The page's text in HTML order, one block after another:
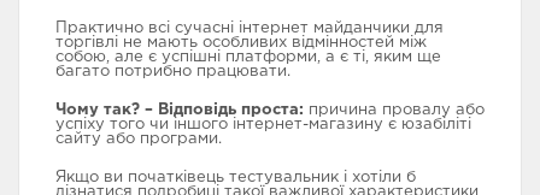
Практично всі сучасні інтернет майданчики для
торгівлі не мають особливих відмінностей між
собою, але є успішні платформи, а є ті, яким ще
багато потрибно працювати.
Чому так? – Відповідь проста: причина провалу або
успіху того чи іншого інтернет-магазину є юзабіліті
сайту або програми.
Якщо ви початківець тестувальник і хотіли б
дізнатися подробиці такої важливої ​​характеристики
ТЕСТУВАННЯ
ТЕСТУВАННЯ